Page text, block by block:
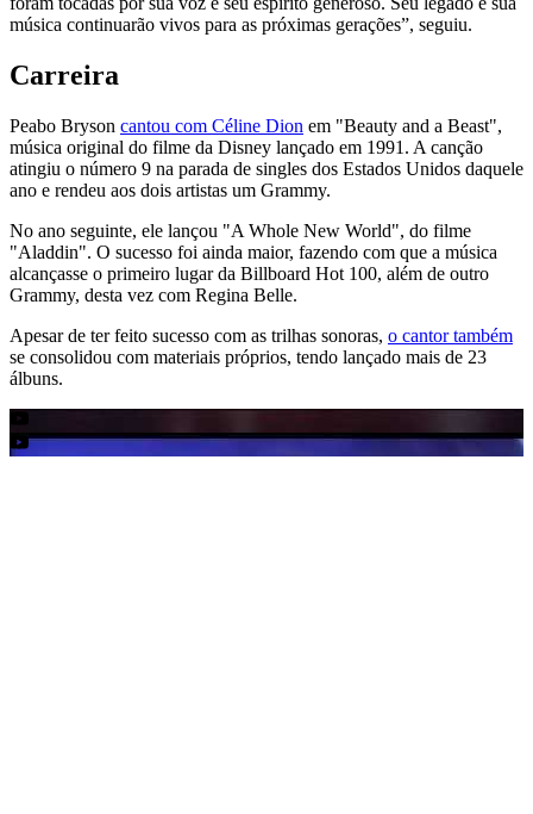
música continuarão vivos para as próximas gerações”, seguiu.
Carreira
Peabo Bryson cantou com Céline Dion em "Beauty and a Beast",
música original do filme da Disney lançado em 1991. A canção
atingiu o número 9 na parada de singles dos Estados Unidos daquele
ano e rendeu aos dois artistas um Grammy.
No ano seguinte, ele lançou "A Whole New World", do filme
"Aladdin". O sucesso foi ainda maior, fazendo com que a música
alcançasse o primeiro lugar da Billboard Hot 100, além de outro
Grammy, desta vez com Regina Belle.
Apesar de ter feito sucesso com as trilhas sonoras, o cantor também
se consolidou com materiais próprios, tendo lançado mais de 23
álbuns.